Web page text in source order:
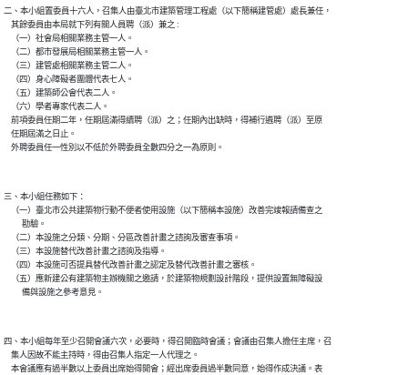
二、本小組置委員十六人，召集人由臺北市建築管理工程處（以下簡稱建管處）處長兼任，
    其餘委員由本局就下列有關人員聘（派）兼之 :
    （一）社會局相關業務主管一人。
    （二）都市發展局相關業務主管一人。
    （三）建管處相關業務主管二人。
    （四）身心障礙者團體代表七人。
    （五）建築師公會代表二人。
    （六）學者專家代表二人。
    前項委員任期二年，任期屆滿得續聘（派）之；任期內出缺時，得補行遴聘（派）至原
    任期屆滿之日止。
三、本小組任務如下：
    （一）臺北市公共建築物行動不便者使用設施（以下簡稱本設施）改善完竣報請備查之
          勘驗。
    （二）本設施之分類、分期、分區改善計畫之諮詢及審查事項。
    （三）本設施替代改善計畫之諮詢及指導。
    （四）本設施可否提具替代改善計畫之認定及替代改善計畫之審核。
    （五）應新建公有建築物主辦機關之邀請，於建築物規劃設計階段，提供設置無障礙設
四、本小組每年至少召開會議六次，必要時，得召開臨時會議；會議由召集人擔任主席，召
    集人因故不能主持時，得由召集人指定一人代理之。
    本會議應有過半數以上委員出席始得開會；經出席委員過半數同意，始得作成決議。表